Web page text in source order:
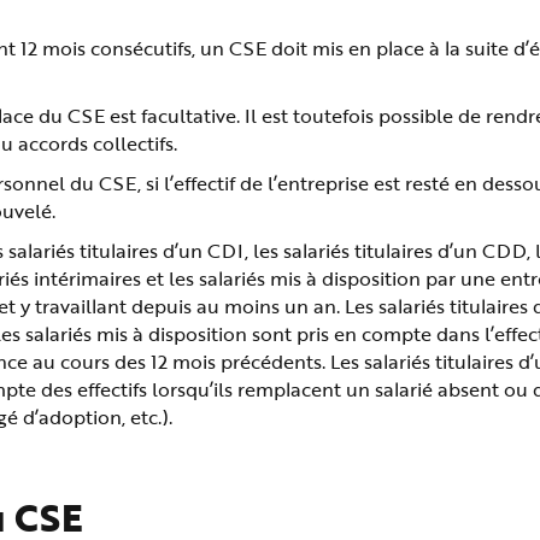
12 mois consécutifs, un CSE doit mis en place à la suite
du CSE est facultative. Il est toutefois possible de
accords collectifs.
du CSE, si l’effectif de l’entreprise est resté en
titulaires d’un CDI, les salariés titulaires d’un CDD,
intérimaires et les salariés mis à disposition par une
travaillant depuis au moins un an. Les salariés titulaires
salariés mis à disposition sont pris en compte dans
au cours des 12 mois précédents. Les salariés titulaires
des effectifs lorsqu’ils remplacent un salarié absent ou
d’adoption, etc.).